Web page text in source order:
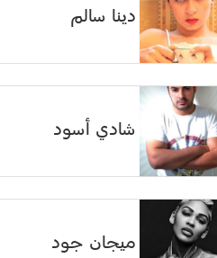
دينا سالم
شادي أسود
ميجان جود